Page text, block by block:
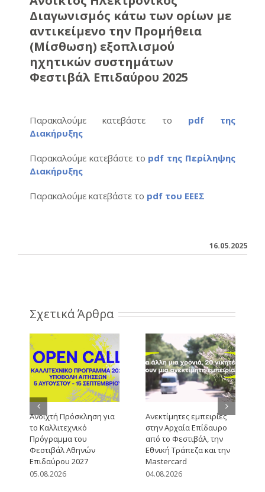
Διαγωνισμός κάτω των ορίων με
αντικείμενο την Προμήθεια
(Μίσθωση) εξοπλισμού
ηχητικών συστημάτων
Φεστιβάλ Επιδαύρου 2025
Παρακαλούμε κατεβάστε το pdf της
Διακήρυξης
Παρακαλούμε κατεβάστε το pdf της Περίληψης
Διακήρυξης
Παρακαλούμε κατεβάστε το pdf του ΕΕΕΣ
16.05.2025
Σχετικά Άρθρα
Ανοιχτή Πρόσκληση για
το Καλλιτεχνικό
Πρόγραμμα του
Φεστιβάλ Αθηνών
Επιδαύρου 2027
05.08.2026
Ανεκτίμητες εμπειρίες
στην Αρχαία Επίδαυρο
από το Φεστιβάλ, την
Εθνική Τράπεζα και την
Mastercard
04.08.2026